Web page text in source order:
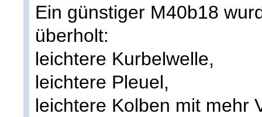
Ein günstiger M40b18
überholt:
leichtere Kurbelwelle,
leichtere Pleuel,
leichtere Kolben mit mehr